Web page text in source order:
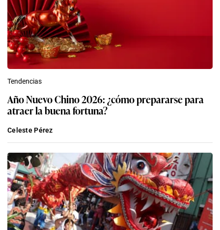
Tendencias
Año Nuevo Chino 2026: ¿cómo prepararse para
atraer la buena fortuna?
Celeste Pérez